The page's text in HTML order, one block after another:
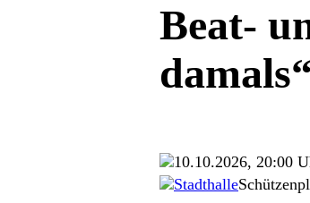
Beat-
10.10.2026, 20:00
Stadthalle